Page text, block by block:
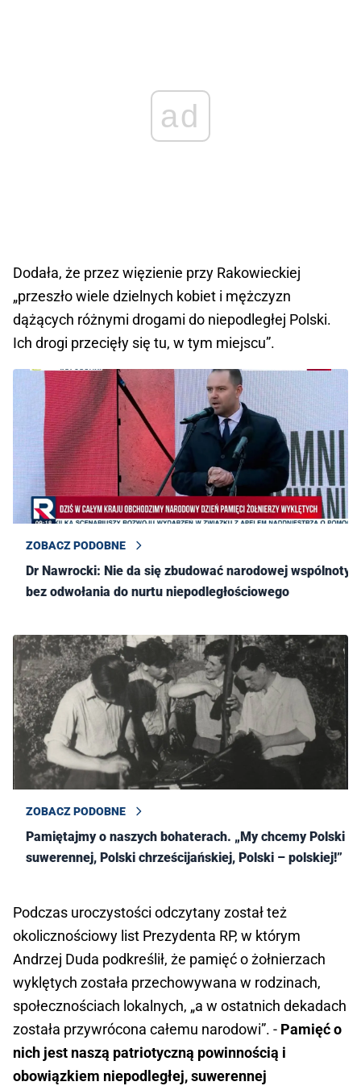
ad
Dodała, że przez więzienie przy Rakowieckiej
„przeszło wiele dzielnych kobiet i mężczyzn
dążących różnymi drogami do niepodległej Polski.
Ich drogi przecięły się tu, w tym miejscu”.
ZOBACZ PODOBNE
Dr Nawrocki: Nie da się zbudować narodowej wspólnoty
bez odwołania do nurtu niepodległościowego
ZOBACZ PODOBNE
Pamiętajmy o naszych bohaterach. „My chcemy Polski
suwerennej, Polski chrześcijańskiej, Polski – polskiej!”
Podczas uroczystości odczytany został też
okolicznościowy list Prezydenta RP, w którym
Andrzej Duda podkreślił, że pamięć o żołnierzach
wyklętych została przechowywana w rodzinach,
społecznościach lokalnych, „a w ostatnich dekadach
została przywrócona całemu narodowi”. - Pamięć o
nich jest naszą patriotyczną powinnością i
obowiązkiem niepodległej, suwerennej